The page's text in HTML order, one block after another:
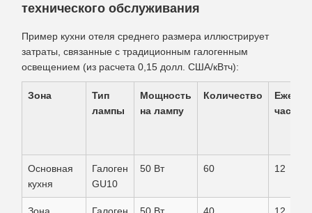
технического обслуживания
Пример кухни отеля среднего размера иллюстрирует
затраты, связанные с традиционным галогенным
освещением (из расчета 0,15 долл. США/кВтч):
Зона
Тип
лампы
Мощность
на лампу
Количество
часы
Основная
кухня
Галоген
GU10
50 Вт 60 12